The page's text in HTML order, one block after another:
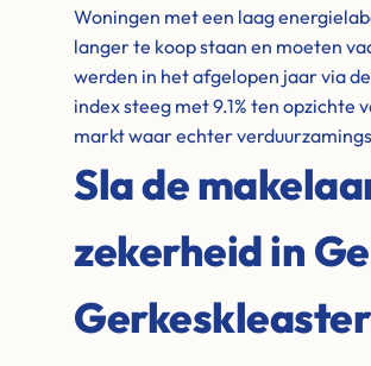
Woningen met een laag
langer te koop staan en moeten
werden in het afgelopen jaar via
index steeg met 9.1% ten
markt waar echter
Sla de
zekerheid in
Gerkeskleaster